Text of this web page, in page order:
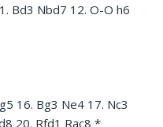
Bd3 Nbd7 12. O-O h6
16. Bg3 Ne4 17. Nc3
20. Rfd1 Rac8 *